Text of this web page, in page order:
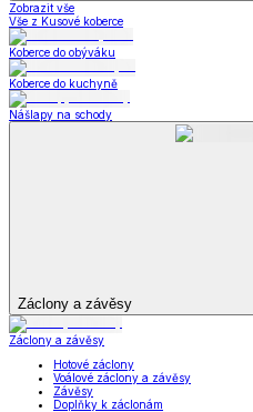
Zobrazit vše
Vše z Kusové koberce
Koberce do obýváku
Koberce do kuchyně
Nášlapy na schody
Záclony a závěsy
Záclony a závěsy
Hotové záclony
Voálové záclony a závěsy
Závěsy
Doplňky k záclonám